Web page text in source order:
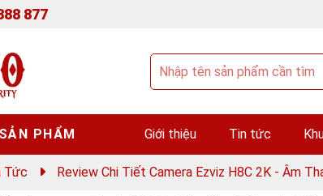
877
PHẨM Giới thiệu Tin tức
Tức Review Chi Tiết Camera Ezviz H8C 2K - Âm